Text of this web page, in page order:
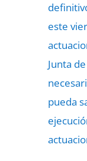
este
Junta
pueda